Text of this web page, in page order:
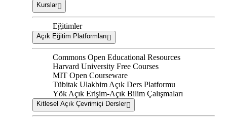
Kurslar
Eğitimler
Açık Eğitim Platformları
Commons Open Educational Resources
Harvard University Free Courses
MIT Open Courseware
Tübitak Ulakbim Açık Ders Platformu
Yök Açık Erişim-Açık Bilim Çalışmaları
Kitlesel Açık Çevrimiçi Dersler